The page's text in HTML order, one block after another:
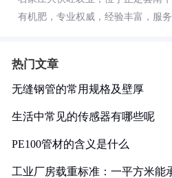
有机肥，专业权威，经验丰富，服务
热门文章
无缝钢管的常用规格及壁厚
生活中常见的传感器有哪些呢
PE100管材的含义是什么
工业厂房载重标准：一平方米能